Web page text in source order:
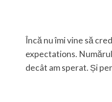
Încă nu îmi vine să
expectations.
decât am sperat. Și